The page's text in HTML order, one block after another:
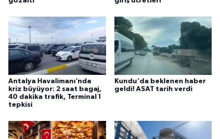
Antalya Havalimanı’nda
kriz büyüyor: 2 saat bagaj,
40 dakika trafik, Terminal 1
tepkisi
Kundu'da beklenen haber
geldi! ASAT tarih verdi